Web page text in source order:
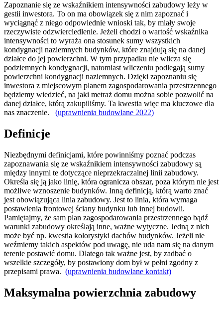
Zapoznanie się ze wskaźnikiem intensywności zabudowy leży w
gestii inwestora. To on ma obowiązek się z nim zapoznać i
wyciągnąć z niego odpowiednie wnioski tak, by miały swoje
rzeczywiste odzwierciedlenie. Jeżeli chodzi o wartość wskaźnika
intensywności to wyraża ona stosunek sumy wszystkich
kondygnacji naziemnych budynków, które znajdują się na danej
działce do jej powierzchni. W tym przypadku nie wlicza się
podziemnych kondygnacji, natomiast wliczeniu podlegają sumy
powierzchni kondygnacji naziemnych. Dzięki zapoznaniu się
inwestora z miejscowym planem zagospodarowania przestrzennego
będziemy wiedzieć, na jaki metraż domu można sobie pozwolić na
danej działce, którą zakupiliśmy. Ta kwestia więc ma kluczowe dla
nas znaczenie. (uprawnienia budowlane 2022)
Definicje
Niezbędnymi definicjami, które powinniśmy poznać podczas
zapoznawania się ze wskaźnikiem intensywności zabudowy są
między innymi te dotyczące nieprzekraczalnej linii zabudowy.
Określa się ją jako linię, która ogranicza obszar, poza którym nie jest
możliwe wznoszenie budynków. Inną definicją, którą warto znać
jest obowiązująca linia zabudowy. Jest to linia, która wymaga
postawienia frontowej ściany budynku lub innej budowli.
Pamiętajmy, że sam plan zagospodarowania przestrzennego bądź
warunki zabudowy określają inne, ważne wytyczne. Jedną z nich
może być np. kwestia kolorystyki dachów budynków. Jeżeli nie
weźmiemy takich aspektów pod uwagę, nie uda nam się na danym
terenie postawić domu. Dlatego tak ważne jest, by zadbać o
wszelkie szczegóły, by postawiony dom był w pełni zgodny z
przepisami prawa. (uprawnienia budowlane kontakt)
Maksymalna powierzchnia zabudowy